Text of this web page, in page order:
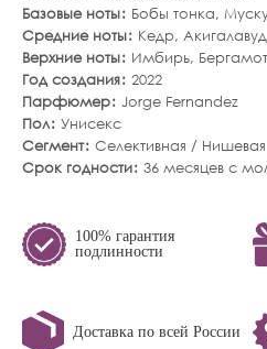
Базовые ноты
Бобы тонка,
Средние ноты
Кедр, Акигалавуд
Верхние ноты
Имбирь, Бергамот
Год создания 2022
Парфюмер Jorge Fernandez
Пол Унисекс
Сегмент Селективная / Нишевая
Срок годности 36 месяцев с
100% гарантия
подлинности
Доставка по всей России